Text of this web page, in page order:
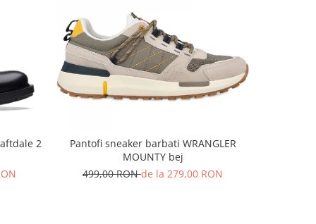
2
Pantofi sneaker barbati WRANGLER
MOUNTY bej
499,00 RONde la 279,00 RON